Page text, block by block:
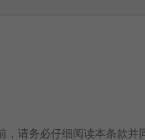
，请务必仔细阅读本条款